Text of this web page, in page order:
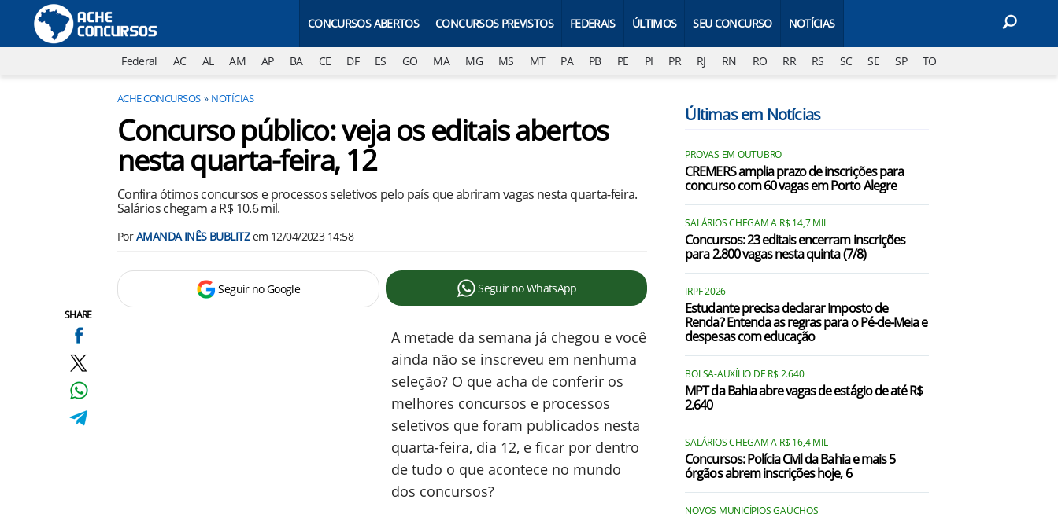
CONCURSOS ABERTOS CONCURSOS PREVISTOS FEDERAIS ÚLTIMOS SEU CONCURSO NOTÍCIAS
Federal AC AL AM AP BA CE DF ES GO MA MG MS MT PA PB PE PI PR RJ RN RO RR RS SC SE SP TO
ACHE CONCURSOS NOTÍCIAS
SHARE
Concurso público: veja os editais abertos
nesta quarta-feira, 12
Confira ótimos concursos e processos seletivos pelo país que abriram vagas nesta quarta-feira.
Salários chegam a R$ 10.6 mil.
PorAMANDA INÊS BUBLITZem 12/04/2023 14:58
Seguir no Google Seguir no WhatsApp
A metade da semana já chegou e você
ainda não se inscreveu em nenhuma
seleção? O que acha de conferir os
melhores concursos e processos
seletivos que foram publicados nesta
quarta-feira, dia 12, e ficar por dentro
de tudo o que acontece no mundo
dos concursos?
Últimas em Notícias
PROVAS EM OUTUBRO
CREMERS amplia prazo de inscrições para
concurso com 60 vagas em Porto Alegre
SALÁRIOS CHEGAM A R$ 14,7 MIL
Concursos: 23 editais encerram inscrições
para 2.800 vagas nesta quinta (7/8)
IRPF 2026
Estudante precisa declarar Imposto de
Renda? Entenda as regras para o Pé-de-Meia e
despesas com educação
BOLSA-AUXÍLIO DE R$ 2.640
MPT da Bahia abre vagas de estágio de até R$
2.640
SALÁRIOS CHEGAM A R$ 16,4 MIL
Concursos: Polícia Civil da Bahia e mais 5
órgãos abrem inscrições hoje, 6
NOVOS MUNICÍPIOS GAÚCHOS